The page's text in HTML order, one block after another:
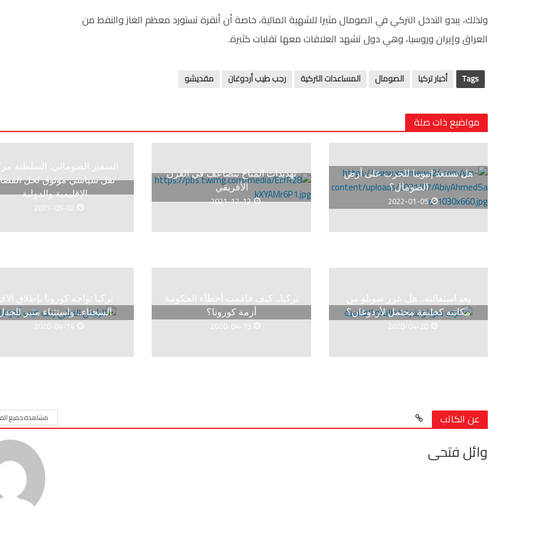
ولذلك، يبدو التدخل التركي في الصومال مثيرا للشهية المالية، خاصة أن أنقرة تستورد معظم الغاز والنفط من
العراق وإيران وروسيا، وهي دول تشهد العلاقات معها تقلبات كثيرة.
Tags أخبار تركيا الصومال المساعدات التركية رجب طيب أردوغان مقديشو
مواضيع ذات صلة
هل تستعد إثيوبيا للحرب على أرض
الصومال؟
2022-01-05
تهديدات المناخ تتضاعف في القرن
الأفريقي
2021-12-12
السفير الصومالي: السلطنة
ثقل سياسي موثوق لحل
الإقليمية والدولية
2021-05-02
بعد استقالته.. هل عزز صويلو من
مكانته كخليفة محتمل لأردوغان؟
2020-04-20
تركيا.. كيف فاقمت أخطاء الحكومة
أزمة كورونا؟
2020-04-19
تركيا تواجه كورونا بإطلاق
السجناء.. واستثناء مثير
2020-04-14
عن الكاتب مشاهدة جميع
وائل فتحى